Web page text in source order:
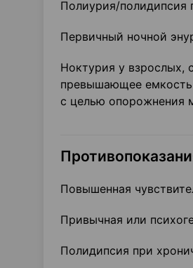
Полиурия/полидипсия
Первичный ночной
Ноктурия у взрослых,
превышающее емкость
с целью опорожнения
Повышенная
Привычная или
Полидипсия при